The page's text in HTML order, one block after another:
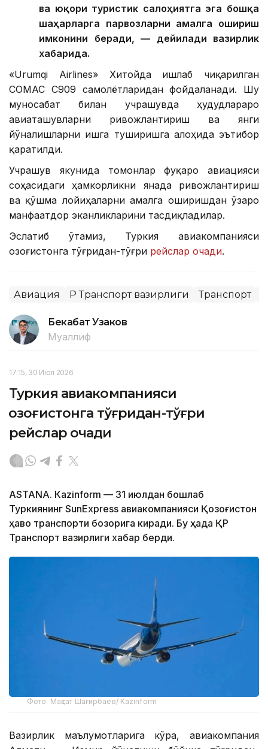
ва юқори туристик салоҳиятга эга бошқа
шаҳарларга парвозларни амалга ошириш
имконини беради, — дейилади вазирлик
хабарида.
«Urumqi Airlines» Хитойда ишлаб чиқарилган
COMAC C909 самолётларидан фойдаланади. Шу
муносабат билан учрашувда ҳудудлараро
авиаташувларни ривожлантириш ва янги
йўналишларни ишга туширишга алоҳида эътибор
қаратилди.
Учрашув якунида томонлар фуқаро авиацияси
соҳасидаги ҳамкорликни янада ривожлантириш
ва қўшма лойиҳаларни амалга оширишдан ўзаро
манфаатдор эканликларини тасдиқладилар.
Эслатиб ўтамиз, Туркия авиакомпанияси
Қозоғистонга тўғридан-тўғри рейслар очади.
Авиация ҚР Транспорт вазирлиги Транспорт
Бекабат Узаков
Муаллиф
17:15, 30 Июл 2026
Туркия авиакомпанияси
Қозоғистонга тўғридан-тўғри
рейслар очади
ASTANА. Кazinform — 31 июлдан бошлаб
Туркиянинг SunExpress авиакомпанияси Қозоғистон
ҳаво транспорти бозорига киради. Бу ҳақда ҚР
Транспорт вазирлиги хабар берди.
Фото: Мақсат Шағирбаев/ Kazinform
Вазирлик маълумотларига кўра, авиакомпания